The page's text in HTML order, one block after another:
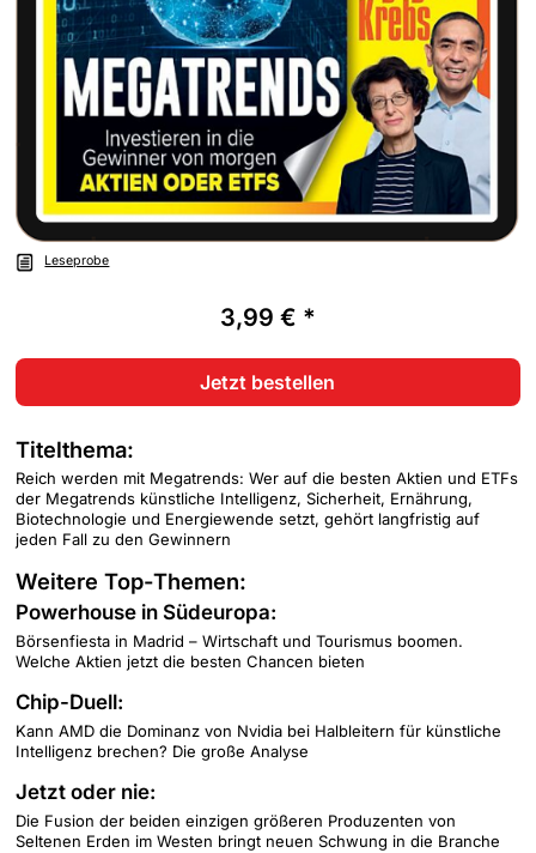
Leseprobe
3,99 € *
Jetzt bestellen
Titelthema:
Reich werden mit Megatrends: Wer auf die besten Aktien und ETFs
der Megatrends künstliche Intelligenz, Sicherheit, Ernährung,
Biotechnologie und Energiewende setzt, gehört langfristig auf
jeden Fall zu den Gewinnern
Weitere Top-Themen:
Powerhouse in Südeuropa:
Börsenfiesta in Madrid – Wirtschaft und Tourismus boomen.
Welche Aktien jetzt die besten Chancen bieten
Chip-Duell:
Kann AMD die Dominanz von Nvidia bei Halbleitern für künstliche
Intelligenz brechen? Die große Analyse
Jetzt oder nie:
Die Fusion der beiden einzigen größeren Produzenten von
Seltenen Erden im Westen bringt neuen Schwung in die Branche